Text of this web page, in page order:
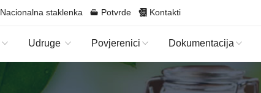
Nacionalna staklenka Potvrde Kontakti
Udruge Povjerenici Dokumentacija